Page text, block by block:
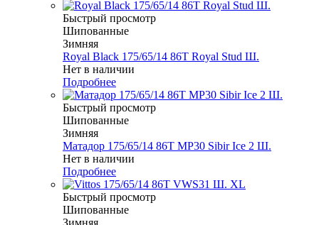
Быстрый просмотр
Шипованные
Зимняя
Royal Black 175/65/14 86T Royal Stud Ш.
Нет в наличии
Подробнее
Быстрый просмотр
Шипованные
Зимняя
Матадор 175/65/14 86T MP30 Sibir Ice 2 Ш.
Нет в наличии
Подробнее
Быстрый просмотр
Шипованные